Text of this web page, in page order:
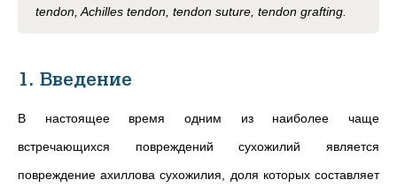
tendon, Achilles tendon, tendon suture, tendon grafting.
1. Введение
В настоящее время одним из наиболее чаще
встречающихся повреждений сухожилий является
повреждение ахиллова сухожилия, доля которых составляет